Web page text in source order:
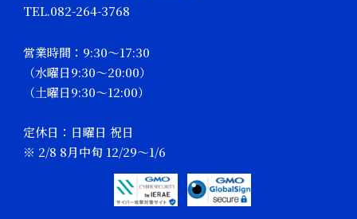
TEL.082-264-3768
営業時間：9:30～17:30
（水曜日9:30～20:00）
（土曜日9:30～12:00）
定休日：日曜日 祝日
※ 2/8 8月中旬 12/29～1/6